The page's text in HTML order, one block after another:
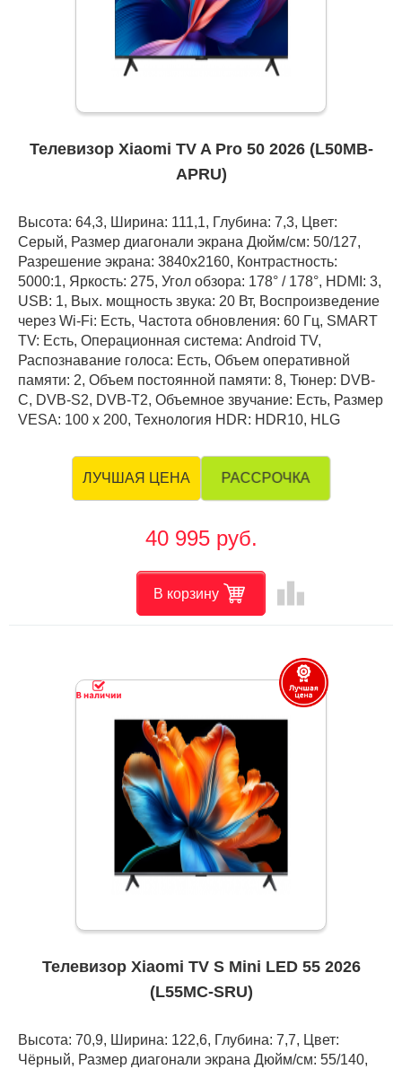
Телевизор Xiaomi TV A Pro 50 2026 (L50MB-
APRU)
Высота: 64,3, Ширина: 111,1, Глубина: 7,3, Цвет:
Серый, Размер диагонали экрана Дюйм/см: 50/127,
Разрешение экрана: 3840x2160, Контрастность:
5000:1, Яркость: 275, Угол обзора: 178° / 178°, HDMI: 3,
USB: 1, Вых. мощность звука: 20 Вт, Воспроизведение
через Wi-Fi: Есть, Частота обновления: 60 Гц, SMART
TV: Есть, Операционная система: Android TV,
Распознавание голоса: Есть, Объем оперативной
памяти: 2, Объем постоянной памяти: 8, Тюнер: DVB-
C, DVB-S2, DVB-T2, Объемное звучание: Есть, Размер
VESA: 100 х 200, Технология HDR: HDR10, HLG
ЛУЧШАЯ ЦЕНА РАССРОЧКА
40 995 руб.
В корзину leaderboard
Телевизор Xiaomi TV S Mini LED 55 2026
(L55MC-SRU)
Высота: 70,9, Ширина: 122,6, Глубина: 7,7, Цвет:
Чёрный, Размер диагонали экрана Дюйм/см: 55/140,